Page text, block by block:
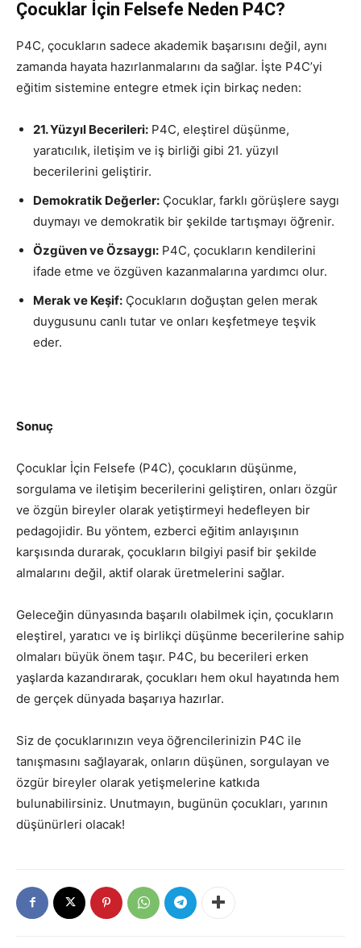
Çocuklar İçin Felsefe Neden P4C?
P4C, çocukların sadece akademik başarısını değil, aynı
zamanda hayata hazırlanmalarını da sağlar. İşte P4C’yi
eğitim sistemine entegre etmek için birkaç neden:
21. Yüzyıl Becerileri: P4C, eleştirel düşünme,
yaratıcılık, iletişim ve iş birliği gibi 21. yüzyıl
becerilerini geliştirir.
Demokratik Değerler: Çocuklar, farklı görüşlere saygı
duymayı ve demokratik bir şekilde tartışmayı öğrenir.
Özgüven ve Özsaygı: P4C, çocukların kendilerini
ifade etme ve özgüven kazanmalarına yardımcı olur.
Merak ve Keşif: Çocukların doğuştan gelen merak
duygusunu canlı tutar ve onları keşfetmeye teşvik
eder.
Sonuç
Çocuklar İçin Felsefe (P4C), çocukların düşünme,
sorgulama ve iletişim becerilerini geliştiren, onları özgür
ve özgün bireyler olarak yetiştirmeyi hedefleyen bir
pedagojidir. Bu yöntem, ezberci eğitim anlayışının
karşısında durarak, çocukların bilgiyi pasif bir şekilde
almalarını değil, aktif olarak üretmelerini sağlar.
Geleceğin dünyasında başarılı olabilmek için, çocukların
eleştirel, yaratıcı ve iş birlikçi düşünme becerilerine sahip
olmaları büyük önem taşır. P4C, bu becerileri erken
yaşlarda kazandırarak, çocukları hem okul hayatında hem
de gerçek dünyada başarıya hazırlar.
Siz de çocuklarınızın veya öğrencilerinizin P4C ile
tanışmasını sağlayarak, onların düşünen, sorgulayan ve
özgür bireyler olarak yetişmelerine katkıda
bulunabilirsiniz. Unutmayın, bugünün çocukları, yarının
düşünürleri olacak!